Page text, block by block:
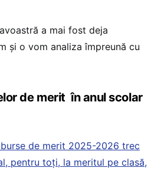
a mai fost deja
și o vom analiza împreună cu
de merit în anul scolar
de merit 2025-2026 trec
pentru toți, la meritul pe clasă,